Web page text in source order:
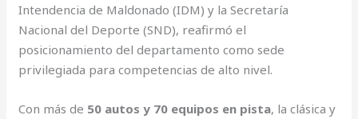
Intendencia de Maldonado (IDM) y la Secretaría
Nacional del Deporte (SND), reafirmó el
posicionamiento del departamento como sede
privilegiada para competencias de alto nivel.
Con más de 50 autos y 70 equipos en pista, la clásica y